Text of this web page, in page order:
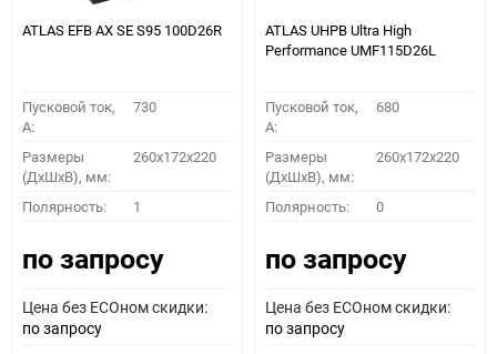
ATLAS EFB AX SE S95 100D26R
Пусковой ток,
A:
730
Размеры
(ДхШхВ), мм:
260x172x220
Полярность: 1
по запросу
Цена без ECOном скидки:
по запросу
ATLAS UHPB Ultra High
Performance UMF115D26L
Пусковой ток,
A:
680
Размеры
(ДхШхВ), мм:
260x172x220
Полярность: 0
по запросу
Цена без ECOном скидки:
по запросу